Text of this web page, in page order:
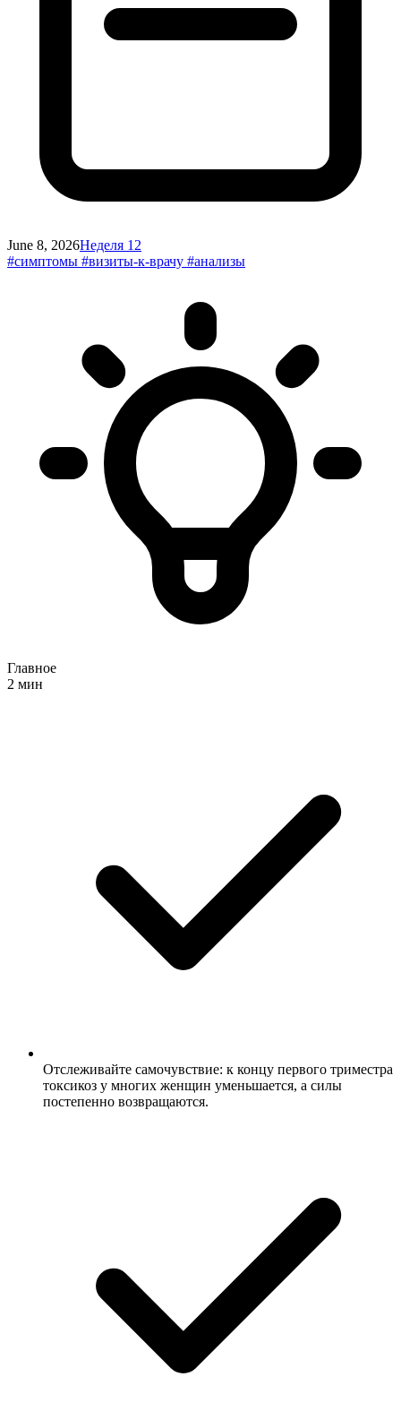
June 8, 2026Неделя 12
#симптомы #визиты-к-врачу #анализы
Главное
2 мин
Отслеживайте самочувствие: к концу первого триместра
токсикоз у многих женщин уменьшается, а силы
постепенно возвращаются.